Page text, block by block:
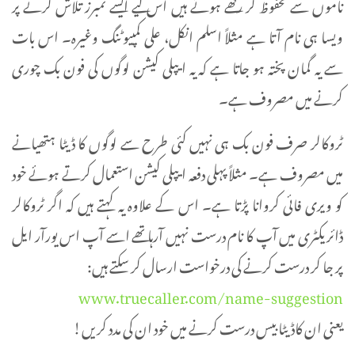
ویسا ہی نام آتا ہے مثلاً اسلم انکل، علی کمپیوٹنگ وغیرہ۔ اس بات
سے یہ گمان پختہ ہو جاتا ہے کہ یہ ایپلی کیشن لوگوں کی فون بک چوری
کرنے میں مصروف ہے۔
ٹروکالر صرف فون بک ہی نہیں کئی طرح سے لوگوں کا ڈیٹا ہتھیانے
میں مصروف ہے۔ مثلاً پہلی دفعہ ایپلی کیشن استعمال کرتے ہوئے خود
کو ویری فائی کروانا پڑتا ہے۔ اس کے علاوہ یہ کہتے ہیں کہ اگر ٹروکالر
ڈائریکٹری میں آپ کا نام درست نہیں آرہا تھے اسے آپ اس یورآر ایل
پر جا کر درست کرنے کی درخواست ارسال کر سکتے ہیں:
www.truecaller.com/name-suggestion
یعنی ان کاڈیٹا بیس درست کرنے میں خود ان کی مدد کریں!